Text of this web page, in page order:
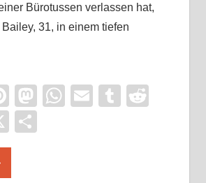
Bürotussen verlassen hat,
Bailey, 31, in einem tiefen
Pinterest
Mastodon
WhatsApp
EmailTumblr
X